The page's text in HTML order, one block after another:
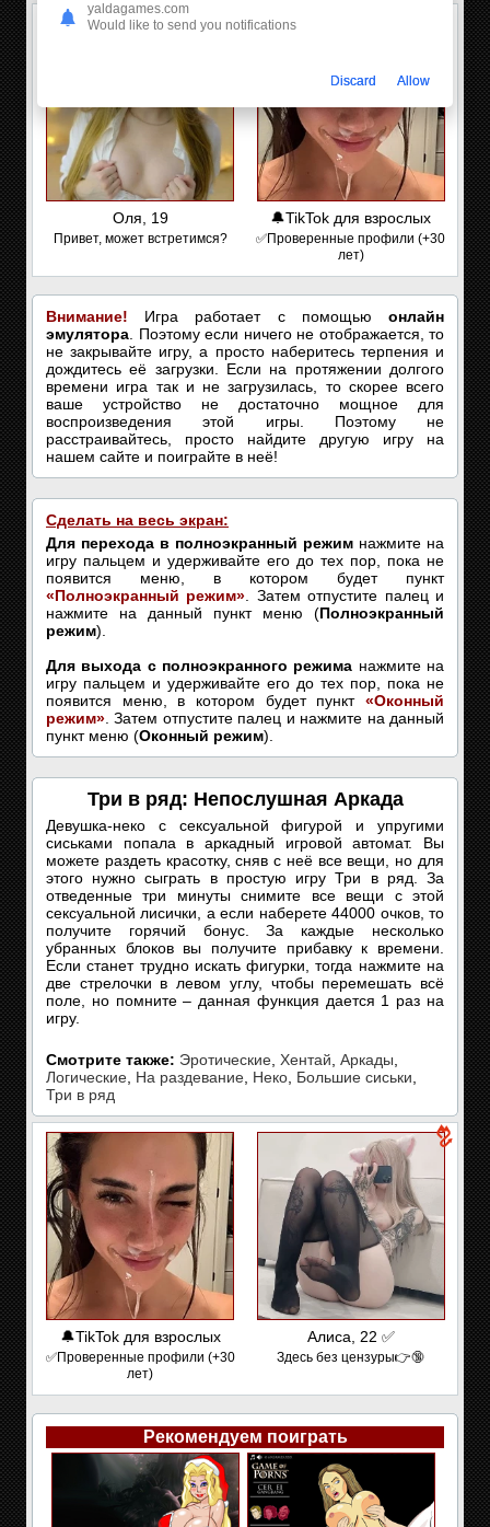
Оля, 19
Привет, может встретимся?
🔔TikTok для взрослых
✅Проверенные профили (+30
лет)
Внимание! Игра работает с помощью онлайн
эмулятора . Поэтому если ничего не отображается, то
не закрывайте игру, а просто наберитесь терпения и
дождитесь её загрузки. Если на протяжении долгого
времени игра так и не загрузилась, то скорее всего
ваше устройство не достаточно мощное для
воспроизведения этой игры. Поэтому не
расстраивайтесь, просто найдите другую игру на
нашем сайте и поиграйте в неё!
Сделать на весь экран:
Для перехода в полноэкранный режим нажмите на
игру пальцем и удерживайте его до тех пор, пока не
появится меню, в котором будет пункт
«Полноэкранный режим» . Затем отпустите палец и
нажмите на данный пункт меню (Полноэкранный
режим).
Для выхода с полноэкранного режима нажмите на
игру пальцем и удерживайте его до тех пор, пока не
появится меню, в котором будет пункт «Оконный
режим» . Затем отпустите палец и нажмите на данный
пункт меню (Оконный режим).
Три в ряд: Непослушная Аркада
Девушка-неко с сексуальной фигурой и упругими
сиськами попала в аркадный игровой автомат. Вы
можете раздеть красотку, сняв с неё все вещи, но для
этого нужно сыграть в простую игру Три в ряд. За
отведенные три минуты снимите все вещи с этой
сексуальной лисички, а если наберете 44000 очков, то
получите горячий бонус. За каждые несколько
убранных блоков вы получите прибавку к времени.
Если станет трудно искать фигурки, тогда нажмите на
две стрелочки в левом углу, чтобы перемешать всё
поле, но помните – данная функция дается 1 раз на
игру.
Смотрите также: Эротические Хентай Аркады
Логические На раздевание Неко Большие сиськи
Три в ряд
🔔TikTok для взрослых
✅Проверенные профили (+30
лет)
Алиса, 22 ✅
Здесь без цензуры👉🔞
Рекомендуем поиграть
yaldagames.com
Would like to send you notifications
Discard Allow